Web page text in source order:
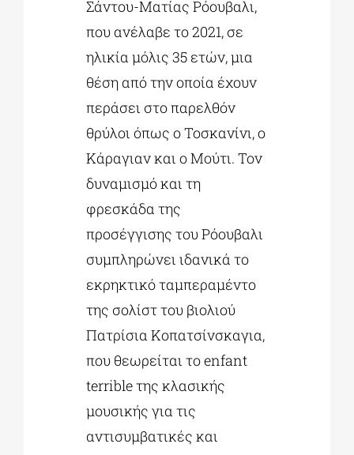
Σάντου-Ματίας Ρόουβαλι,
που ανέλαβε το 2021, σε
ηλικία μόλις 35 ετών, μια
θέση από την οποία έχουν
περάσει στο παρελθόν
θρύλοι όπως ο Τοσκανίνι, ο
Κάραγιαν και ο Μούτι. Τον
δυναμισμό και τη
φρεσκάδα της
προσέγγισης του Ρόουβαλι
συμπληρώνει ιδανικά το
εκρηκτικό ταμπεραμέντο
της σολίστ του βιολιού
Πατρίσια Κοπατσίνσκαγια,
που θεωρείται το enfant
terrible της κλασικής
μουσικής για τις
αντισυμβατικές και